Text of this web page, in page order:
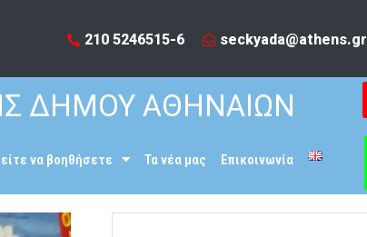
210 5246515-6​ seckyada@athens.gr
ΔΗΜΟΥ ΑΘΗΝΑΙΩΝ
να βοηθήσετε Τα νέα μας Επικοινωνία